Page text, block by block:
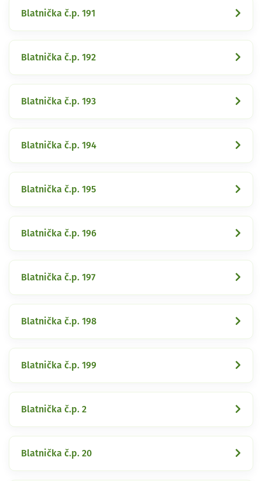
Blatnička č.p. 191
Blatnička č.p. 192
Blatnička č.p. 193
Blatnička č.p. 194
Blatnička č.p. 195
Blatnička č.p. 196
Blatnička č.p. 197
Blatnička č.p. 198
Blatnička č.p. 199
Blatnička č.p. 2
Blatnička č.p. 20